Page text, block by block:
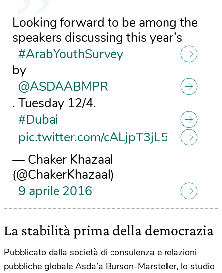
Looking forward to be among the
speakers discussing this year’s
#ArabYouthSurvey
by
@ASDAABMPR
. Tuesday 12/4.
#Dubai
pic.twitter.com/cALjpT3jL5
— Chaker Khazaal
(@ChakerKhazaal)
9 aprile 2016
La stabilità prima della democrazia
Pubblicato dalla società di consulenza e relazioni
pubbliche globale Asda’a Burson-Marsteller, lo studio